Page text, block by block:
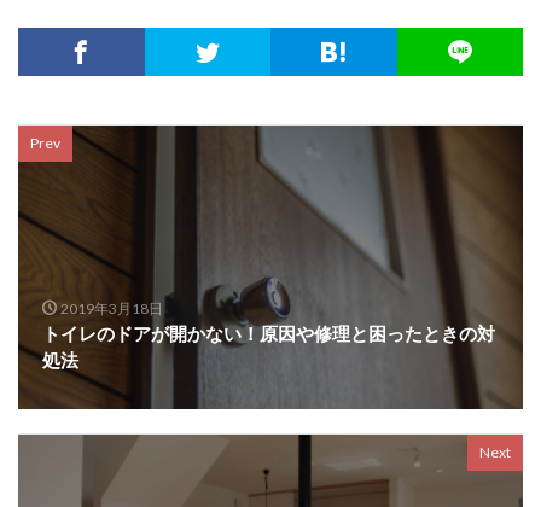
Prev
2019年3月18日
トイレのドアが開かない！原因や修理と困ったときの対
処法
Next